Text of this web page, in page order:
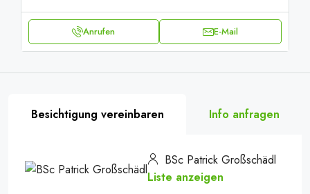
Anrufen E-Mail
Besichtigung vereinbaren Info anfragen
BSc Patrick Großschädl
Liste anzeigen